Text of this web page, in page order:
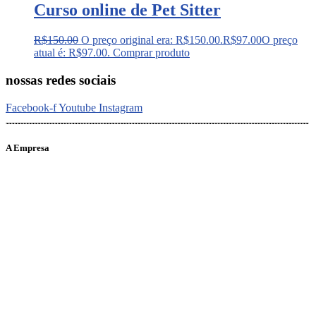
Curso online de Pet Sitter
R$150.00 O preço original era: R$150.00.R$97.00O preço
atual é: R$97.00. Comprar produto
nossas redes sociais
Facebook-fYoutube Instagram
A Empresa